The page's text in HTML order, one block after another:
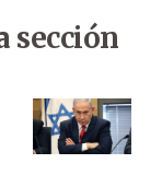
sección